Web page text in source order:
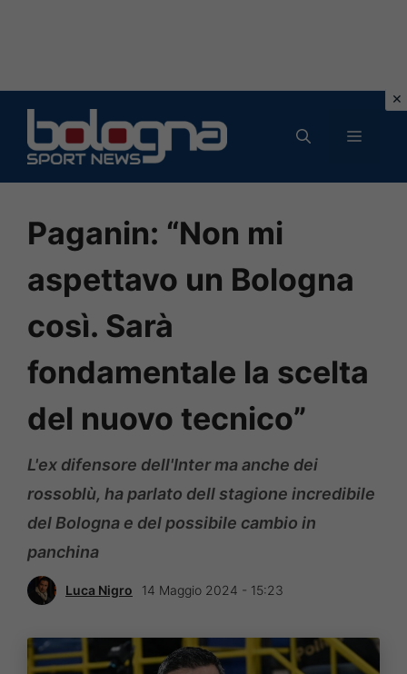
contenuto
MENU
Paganin: “Non mi
aspettavo un Bologna
così. Sarà
fondamentale la scelta
del nuovo tecnico”
L'ex difensore dell'Inter ma anche dei
rossoblù, ha parlato dell stagione incredibile
del Bologna e del possibile cambio in
panchina
Luca Nigro 14 Maggio 2024 - 15:23